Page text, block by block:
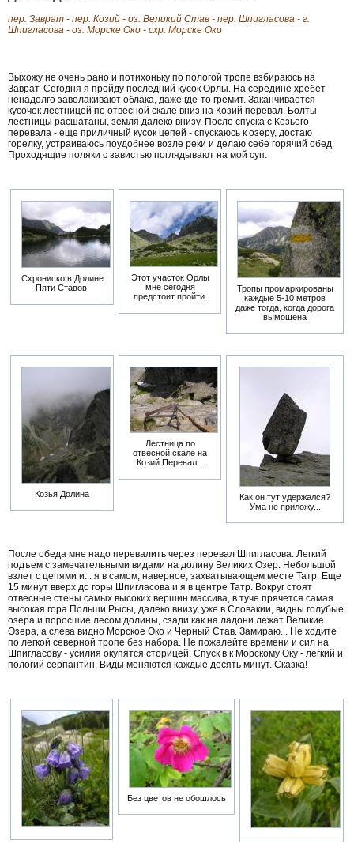
пер. Заврат - пер. Козий - оз. Великий Став - пер. Шпигласова - г.
Шпигласова - оз. Морске Око - схр. Морске Око
Выхожу не очень рано и потихоньку по пологой тропе взбираюсь на
Заврат. Сегодня я пройду последний кусок Орлы. На середине хребет
ненадолго заволакивают облака, даже где-то гремит. Заканчивается
кусочек лестницей по отвесной скале вниз на Козий перевал. Болты
лестницы расшатаны, земля далеко внизу. После спуска с Козьего
перевала - еще приличный кусок цепей - спускаюсь к озеру, достаю
горелку, устраиваюсь поудобнее возле реки и делаю себе горячий обед.
Проходящие поляки с завистью поглядывают на мой суп.
Схрониско в Долине
Пяти Ставов.
Этот участок Орлы
мне сегодня
предстоит пройти.
Тропы промаркированы
каждые 5-10 метров
даже тогда, когда дорога
вымощена
Козья Долина
Лестница по
отвесной скале на
Козий Перевал...
Как он тут удержался?
Ума не приложу...
После обеда мне надо перевалить через перевал Шпигласова. Легкий
подъем с замечательными видами на долину Великих Озер. Небольшой
взлет с цепями и... я в самом, наверное, захватывающем месте Татр. Еще
15 минут вверх до горы Шпигласова и я в центре Татр. Вокруг стоят
отвесные стены самых высоких вершин массива, в туче прячется самая
высокая гора Польши Рысы, далеко внизу, уже в Словакии, видны голубые
озера и поросшие лесом долины, сзади как на ладони лежат Великие
Озера, а слева видно Морское Око и Черный Став. Замираю... Не ходите
по легкой северной тропе без набора. Не пожалейте времени и сил на
Шпигласову - усилия окупятся сторицей. Спуск в к Морскому Оку - легкий и
пологий серпантин. Виды меняются каждые десять минут. Сказка!
Без цветов не обошлось